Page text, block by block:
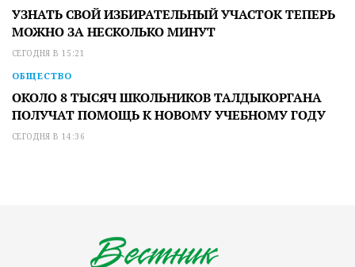
УЗНАТЬ СВОЙ ИЗБИРАТЕЛЬНЫЙ УЧАСТОК ТЕПЕРЬ
МОЖНО ЗА НЕСКОЛЬКО МИНУТ
СЕГОДНЯ В 15:21
ОБЩЕСТВО
ОКОЛО 8 ТЫСЯЧ ШКОЛЬНИКОВ ТАЛДЫКОРГАНА
ПОЛУЧАТ ПОМОЩЬ К НОВОМУ УЧЕБНОМУ ГОДУ
СЕГОДНЯ В 14:36